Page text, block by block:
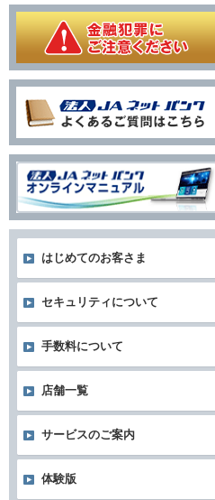
はじめてのお客さま
セキュリティについて
手数料について
店舗一覧
サービスのご案内
体験版